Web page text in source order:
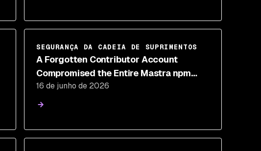
SEGURANÇA DA CADEIA DE SUPRIMENTOS
A Forgotten Contributor Account
Compromised the Entire Mastra npm
Package Scope
16 de junho de 2026